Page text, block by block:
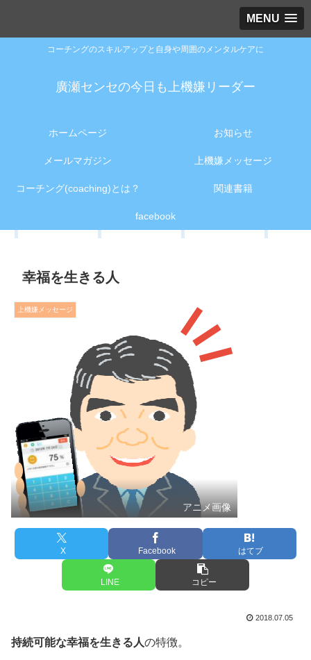
MENU
コーチングのスキルアップと自身や周囲のメンタルケアに
廣瀬センセの今日も上機嫌リーダー
ホームページ お知らせ
メールマガジン 上機嫌メッセージ
コーチング(coaching)とは？ 関連書籍
facebook
幸福を生きる人
上機嫌メッセージ
アニメ画像
X Facebook はてブ
LINE コピー
2018.07.05
持続可能な幸福を生きる人の特徴。